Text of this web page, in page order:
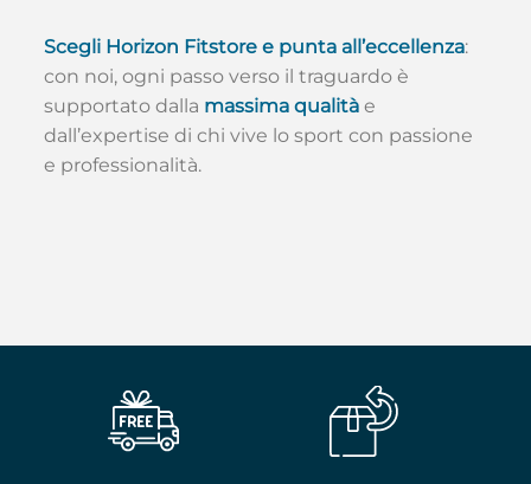
Scegli Horizon Fitstore e punta all’eccellenza:
con noi, ogni passo verso il traguardo è
supportato dalla massima qualità e
dall’expertise di chi vive lo sport con passione
e professionalità.